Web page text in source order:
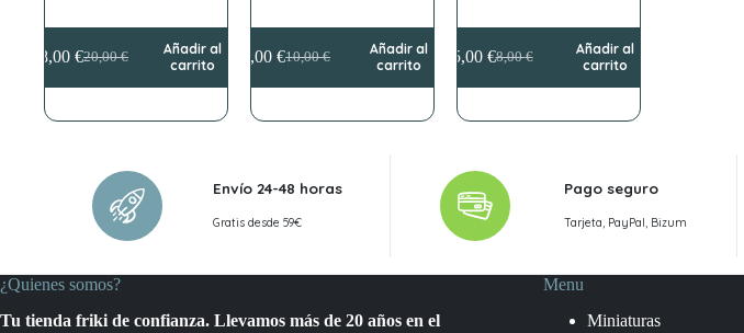
20,00€
El
precio
era:
18,00 €El
precio
es:
Añadir al
carrito
10,00€
El
precio
era:
9,00€El
precio
es:
Añadir al
carrito
8,00€
El
precio
era:
5,00 €El
precio
es:
Añadir al
carrito
Envío 24-48 horas
Gratis desde 59€
Pago seguro
Tarjeta, PayPal, Bizum
¿Quienes somos?
Tu tienda friki de confianza. Llevamos más de 20 años en el
Menu
Miniaturas